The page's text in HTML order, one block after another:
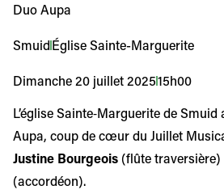
Duo Aupa
SmuidÉglise Sainte-Marguerite
Dimanche 20 juillet 202515h00
L’église Sainte‑Marguerite de
Aupa, coup de cœur du Juillet
Justine Bourgeois (flûte traversière)
(accordéon).